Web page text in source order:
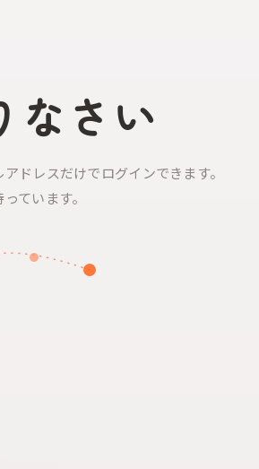
なさい
ドレスだけでログインできます。
ています。